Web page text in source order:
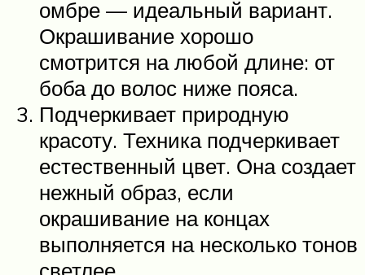
омбре — идеальный вариант.
Окрашивание хорошо
смотрится на любой длине: от
боба до волос ниже пояса.
Подчеркивает природную
красоту. Техника подчеркивает
естественный цвет. Она создает
нежный образ, если
окрашивание на концах
выполняется на несколько тонов